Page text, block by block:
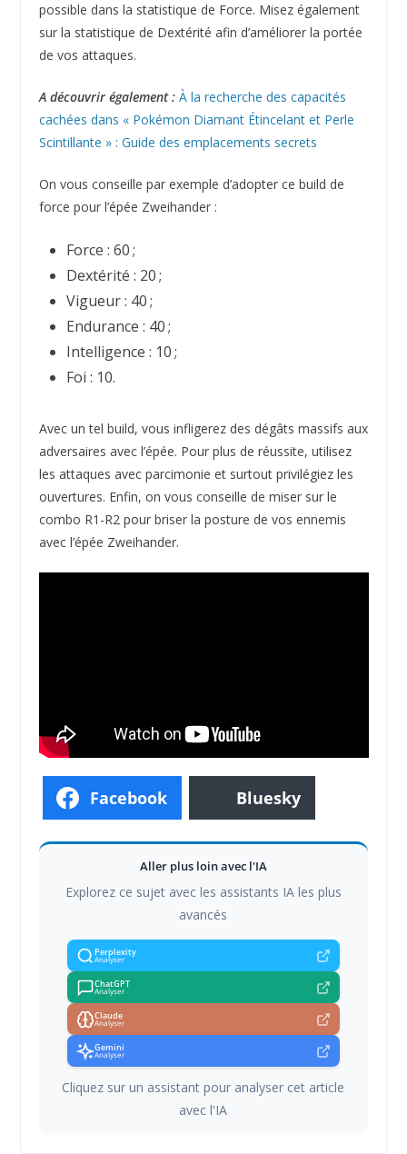
possible dans la statistique de Force. Misez également
sur la statistique de Dextérité afin d’améliorer la portée
de vos attaques.
A découvrir également : À la recherche des capacités
cachées dans « Pokémon Diamant Étincelant et Perle
Scintillante » : Guide des emplacements secrets
On vous conseille par exemple d’adopter ce build de
force pour l’épée Zweihander :
Force : 60 ;
Dextérité : 20 ;
Vigueur : 40 ;
Endurance : 40 ;
Intelligence : 10 ;
Foi : 10.
Avec un tel build, vous infligerez des dégâts massifs aux
adversaires avec l’épée. Pour plus de réussite, utilisez
les attaques avec parcimonie et surtout privilégiez les
ouvertures. Enfin, on vous conseille de miser sur le
combo R1-R2 pour briser la posture de vos ennemis
avec l’épée Zweihander.
Facebook Bluesky
Aller plus loin avec l'IA
Explorez ce sujet avec les assistants IA les plus
avancés
Perplexity
Analyser
ChatGPT
Analyser
Claude
Analyser
Gemini
Analyser
Cliquez sur un assistant pour analyser cet article
avec l'IA